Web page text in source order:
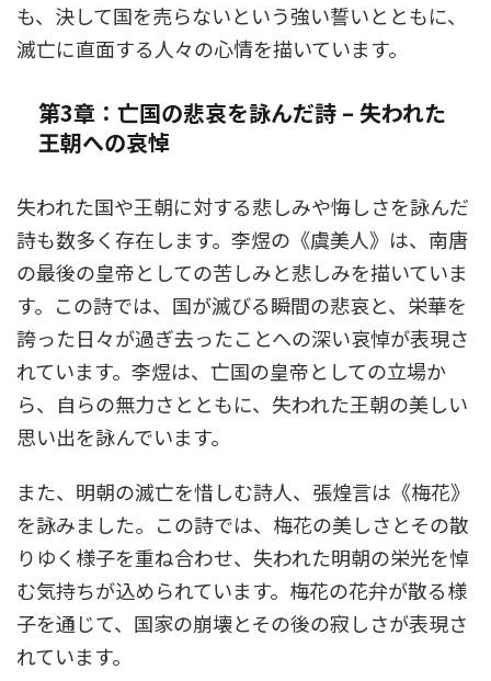
も、決して国を売らないという強い誓いとともに、
滅亡に直面する人々の心情を描いています。
第3章：亡国の悲哀を詠んだ詩 – 失われた
王朝への哀悼
失われた国や王朝に対する悲しみや悔しさを詠んだ
詩も数多く存在します。李煜の《虞美人》は、南唐
の最後の皇帝としての苦しみと悲しみを描いていま
す。この詩では、国が滅びる瞬間の悲哀と、栄華を
誇った日々が過ぎ去ったことへの深い哀悼が表現さ
れています。李煜は、亡国の皇帝としての立場か
ら、自らの無力さとともに、失われた王朝の美しい
思い出を詠んでいます。
また、明朝の滅亡を惜しむ詩人、張煌言は《梅花》
を詠みました。この詩では、梅花の美しさとその散
りゆく様子を重ね合わせ、失われた明朝の栄光を悼
む気持ちが込められています。梅花の花弁が散る様
子を通じて、国家の崩壊とその後の寂しさが表現さ
れています。